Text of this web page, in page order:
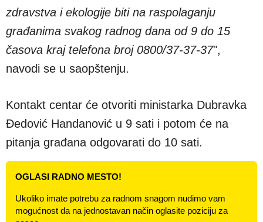
zdravstva i ekologije biti na raspolaganju
građanima svakog radnog dana od 9 do 15
časova kraj telefona broj 0800/37-37-37",
navodi se u saopštenju.
Kontakt centar će otvoriti ministarka Dubravka
Đedović Handanović u 9 sati i potom će na
pitanja građana odgovarati do 10 sati.
OGLASI RADNO MESTO!
Ukoliko imate potrebu za radnom snagom nudimo vam
mogućnost da na jednostavan način oglasite poziciju za